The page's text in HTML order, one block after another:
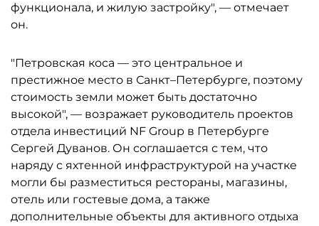
функционала, и жилую застройку", — отмечает
он.
"Петровская коса — это центральное и
престижное место в Санкт–Петербурге, поэтому
стоимость земли может быть достаточно
высокой", — возражает руководитель проектов
отдела инвестиций NF Group в Петербурге
Сергей Дуванов. Он соглашается с тем, что
наряду с яхтенной инфраструктурой на участке
могли бы разместиться рестораны, магазины,
отель или гостевые дома, а также
дополнительные объекты для активного отдыха